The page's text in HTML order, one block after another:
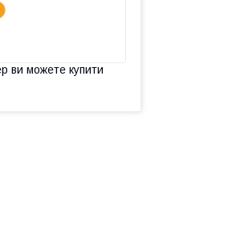
ви можете купити